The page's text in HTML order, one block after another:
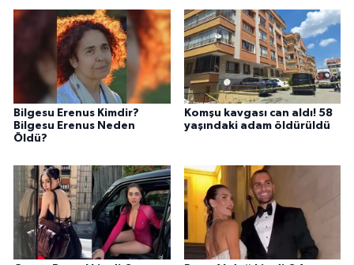
Bilgesu Erenus Kimdir?
Bilgesu Erenus Neden
Öldü?
Komşu kavgası can aldı! 58
yaşındaki adam öldürüldü